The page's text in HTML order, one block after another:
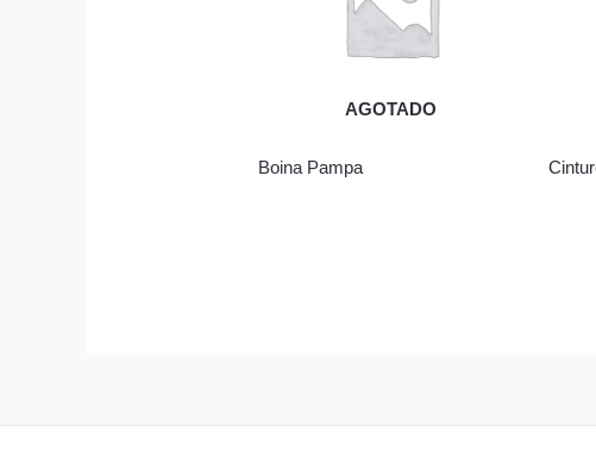
AGOTADO
Boina Pampa